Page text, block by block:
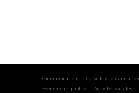
Communication Conseils et organisation
Événements publics
Activités sociales